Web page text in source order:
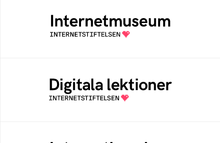
Ett digitalt museum som byggts, och kureras
av Internetstiftelsen
Öppen digital lärresurs med färdiga lektioner
för alla stadier i grundskolan